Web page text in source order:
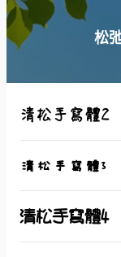
松
清松手寫體2
清松手寫體3
清松手寫體4